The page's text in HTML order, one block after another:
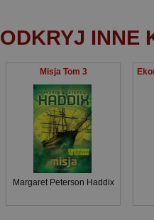
ODKRYJ INNE
Misja Tom 3
Margaret Peterson Haddix